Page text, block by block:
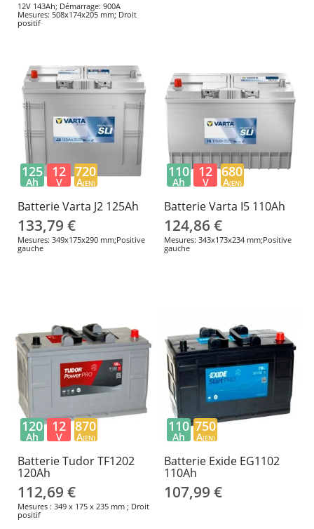
12V 143Ah; Démarrage: 900A
Mesures: 508x174x205 mm; Droit
positif
Batterie Varta J2 125Ah
133,79 €
Mesures: 349x175x290 mm;Positive
gauche
125
Ah
12
V
720
A(EN)
Batterie Varta I5 110Ah
124,86 €
Mesures: 343x173x234 mm;Positive
gauche
110
Ah
12
V
680
A(EN)
Batterie Tudor TF1202
120Ah
112,69 €
Mesures : 349 x 175 x 235 mm ; Droit
positif
120
Ah
12
V
870
A(EN)
Batterie Exide EG1102
110Ah
107,99 €
110
Ah
750
A(EN)